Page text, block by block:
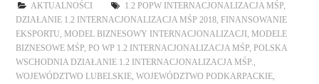
AKTUALNOŚCI 1.2 POPW INTERNACJONALIZACJA MŚP
DZIAŁANIE 1.2 INTERNACJONALIZACJA MŚP 2018 ,FINANSOWANIE
EKSPORTU ,MODEL BIZNESOWY INTERNACJONALIZACJI ,MODELE
BIZNESOWE MŚP ,PO WP 1.2 INTERNACJONALIZACJA MŚP ,POLSKA
WSCHODNIA DZIAŁANIE 1.2 INTERNACJONALIZACJA MŚP.
WOJEWÓDZTWO LUBELSKIE ,WOJEWÓDZTWO PODKARPACKIE